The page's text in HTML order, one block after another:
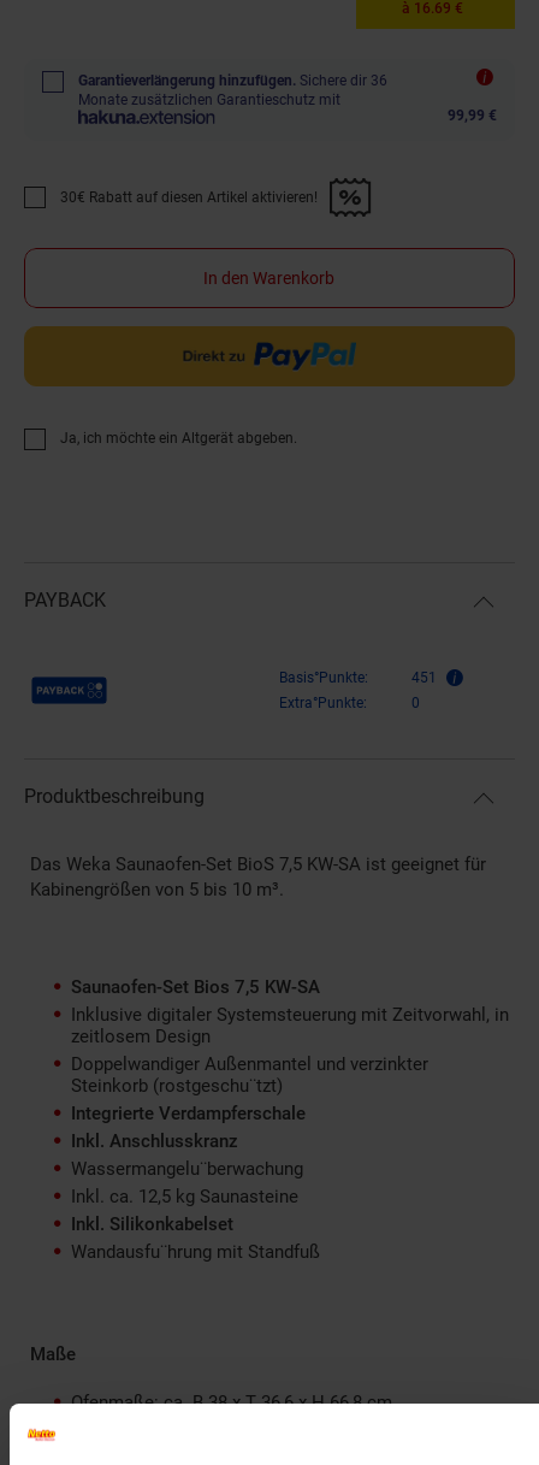
à 16.69 €
Garantieverlängerung hinzufügen. Sichere dir 36
Monate zusätzlichen Garantieschutz mit
99,99 €
Promotion "30€ Rabatt auf diesen Artikel aktivieren!" anwenden
30€ Rabatt auf diesen Artikel aktivieren!
In den Warenkorb
Ja, ich möchte ein Altgerät abgeben.
PAYBACK
Payback Punkte Basis°Punkte:
451
Extra°Punkte:
0
Produktbeschreibung
Das Weka Saunaofen-Set BioS 7,5 KW-SA ist geeignet für
Kabinengrößen von 5 bis 10 m³.
Saunaofen-Set Bios 7,5 KW-SA
Inklusive digitaler Systemsteuerung mit Zeitvorwahl, in
zeitlosem Design
Doppelwandiger Außenmantel und verzinkter
Steinkorb (rostgeschu¨tzt)
Integrierte Verdampferschale
Inkl. Anschlusskranz
Wassermangelu¨berwachung
Inkl. ca. 12,5 kg Saunasteine
Inkl. Silikonkabelset
Wandausfu¨hrung mit Standfuß
Maße
Ofenmaße: ca. B 38 x T 36,6 x H 66,8 cm